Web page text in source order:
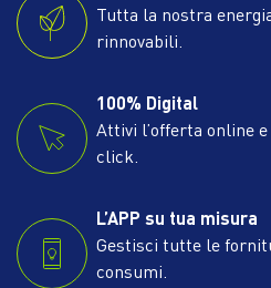
Tutta la nostra
rinnovabili.
100% Digital
Attivi l’offerta online
click.
L’APP su tua misura
Gestisci tutte le
consumi.